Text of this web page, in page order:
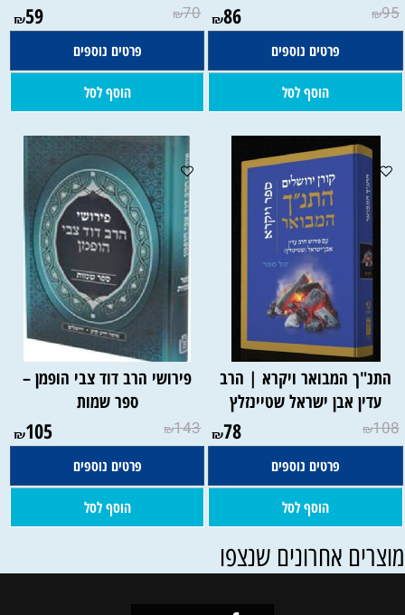
₪95
₪86
פרטים נוספים
הוסף לסל
₪70
₪59
פרטים נוספים
הוסף לסל
התנ"ך המבואר ויקרא | הרב
עדין אבן ישראל שטיינזלץ
₪108
₪78
פרטים נוספים
הוסף לסל
פירושי הרב דוד צבי הופמן –
ספר שמות
₪143
₪105
פרטים נוספים
הוסף לסל
אחרונים שנצפו